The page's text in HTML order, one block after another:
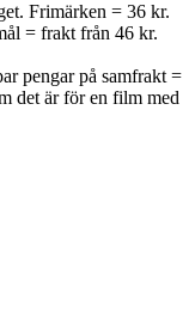
Frimärken = 36 kr.
= frakt från 46 kr.
pengar på samfrakt =
det är för en film med